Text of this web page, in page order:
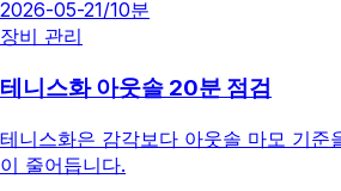
2026-05-21/10분
장비 관리
테니스화 아웃솔 20분 점검
테니스화은 감각보다 아웃솔 마모 기준
이 줄어듭니다.